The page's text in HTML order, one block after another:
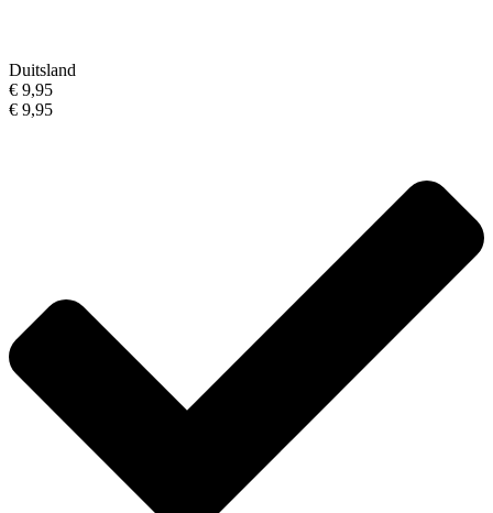
Duitsland
€ 9,95
€ 9,95